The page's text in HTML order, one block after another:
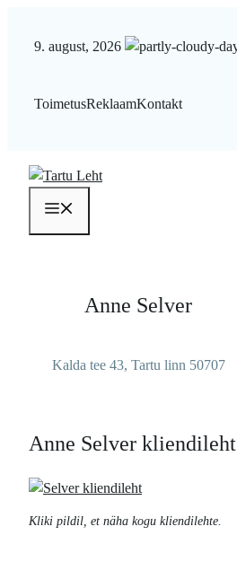
9. august, 2026
ToimetusReklaamKontakt
Anne Selver
Kalda tee 43, Tartu linn 50707
Anne Selver kliendileht
Kliki pildil, et näha kogu kliendilehte.